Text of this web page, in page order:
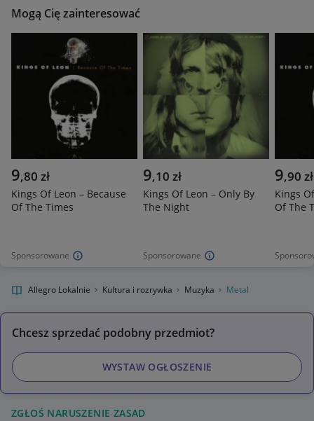
Mogą Cię zainteresować
Sponsorowane
9,80 zł
Kings Of Leon – Because
Of The Times
Sponsorowane
9,10 zł
Kings Of Leon – Only By
The Night
9,90 zł
Kings
Of The
Allegro Lokalnie Kultura i rozrywka Muzyka Metal
Chcesz sprzedać podobny przedmiot?
WYSTAW OGŁOSZENIE
ZGŁOŚ NARUSZENIE ZASAD